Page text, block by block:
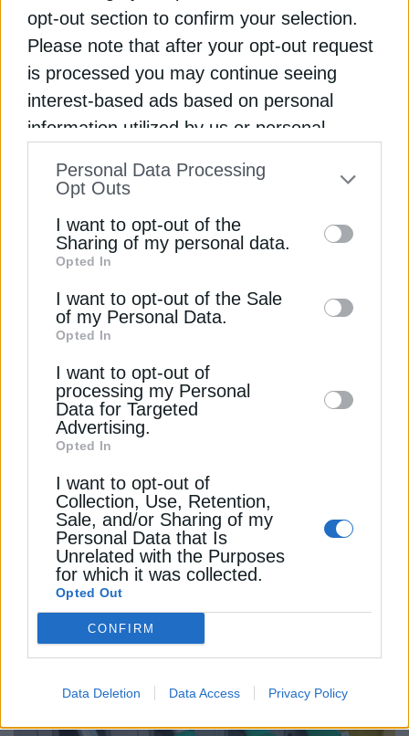
opt-out section to confirm your selection.
Please note that after your opt-out request
is processed you may continue seeing
interest-based ads based on personal
information utilized by us or personal
to your opt-out. You may separately opt-out
information by third parties on the IAB’s list
of downstream participants. This
information may also be disclosed by us to
third parties on theIAB’s List of
Downstream Participants
disclose it to other third parties.
Personal Data Processing
Opt Outs
I want to opt-out of the
Sharing of my personal data.
Opted In
I want to opt-out of the Sale
of my Personal Data.
Opted In
I want to opt-out of
processing my Personal
Data for Targeted
Advertising.
Opted In
I want to opt-out of
Collection, Use, Retention,
Sale, and/or Sharing of my
Personal Data that Is
Unrelated with the Purposes
for which it was collected.
Opted Out
CONFIRM
Data Deletion Data Access Privacy Policy
Ευθύνης. Πρωταρχικός στόχος του Ινστιτούτου
είναι να παρέχει στις ελληνικές επιχειρήσεις και
τους οργανισμούς ένα διεθνώς αναγνωρισμένο
εργαλείο αξιολόγησης των επιδόσεών τους σε
θέματα ESG, για την καλύτερη ενσωμάτωσή της
στη στρατηγική και την πρακτική τους.
Διαβάστε ακόμη
Όμιλος Σαρακάκη: Παράδοση 10 νέων τρακτόρων
Εκπαιδευτικό σεμινάριο ασφαλούς οδήγησης από
τον Όμιλο Σαρακάκη και το Πανεπιστήμιο
Πειραιώς
Όμιλος Σαρακάκη: Ολοκληρώθηκε η
περιβαλλοντική δράση We Hike – We Connect –
ΒΙΩΣΙΜΗ ΑΝΑΠΤΥΞΗ ΒΙΩΣΙΜΟΤΗΤΑ ΟΜΙΛΟΣ ΣΑΡΑΚΑΚΗ
ΔΕΊΤΕ ΕΠΊΣΗΣ